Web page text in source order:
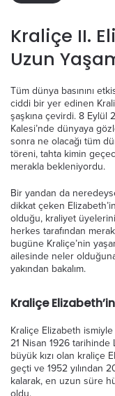
Kraliçe II.
Uzun
Tüm dünya basınını
ciddi bir yer edinen
şaşkına çevirdi. 8 Eylül
Kalesi’nde dünyaya
sonra ne olacağı tüm
töreni, tahta kimin
merakla bekleniyordu.
Bir yandan da
dikkat çeken
olduğu, kraliyet
herkes tarafından
bugüne Kraliçe’nin
ailesinde neler olduğuna
yakından bakalım.
Kraliçe
Kraliçe Elizabeth
21 Nisan 1926 tarihinde
büyük kızı olan kraliçe
geçti ve 1952 yılından
kalarak, en uzun süre